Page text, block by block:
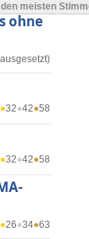
meisten
ohne
●32●42●58
●32●42●58
●26●34●63